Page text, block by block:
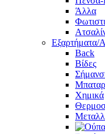
Άλλα
Εξαρτήματα/
Back
Βίδες
Χημικά